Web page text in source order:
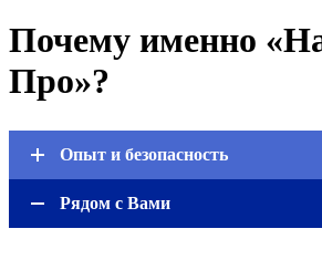
Почему именно
Про»?
Опыт и безопасность
Рядом с Вами